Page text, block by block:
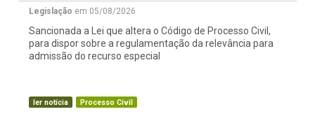
Legislação em 05/08/2026
Sancionada a Lei que altera o Código de Processo Civil,
para dispor sobre a regulamentação da relevância para
admissão do recurso especial
ler notícia Processo Civil